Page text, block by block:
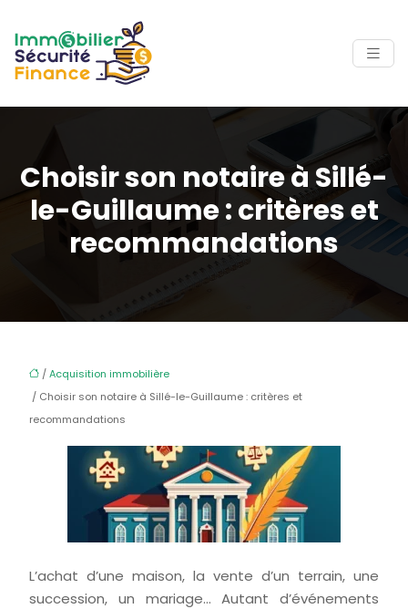
Choisir son notaire à Sillé-
le-Guillaume : critères et
recommandations
/Acquisition immobilière
/ Choisir son notaire à Sillé-le-Guillaume : critères et
recommandations
L’achat d’une maison, la vente d’un terrain, une
succession, un mariage… Autant d’événements